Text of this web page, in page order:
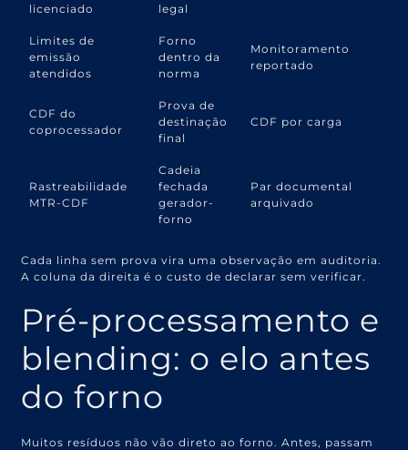
licenciado
legal
Limites de
emissão
atendidos
Forno
dentro da
norma
Monitoramento
reportado
CDF do
coprocessador
Prova de
destinação
final
CDF por carga
Rastreabilidade
MTR-CDF
Cadeia
fechada
gerador-
forno
Par documental
arquivado
Cada linha sem prova vira uma observação em auditoria.
A coluna da direita é o custo de declarar sem verificar.
Pré-processamento e
blending: o elo antes
do forno
Muitos resíduos não vão direto ao forno. Antes, passam